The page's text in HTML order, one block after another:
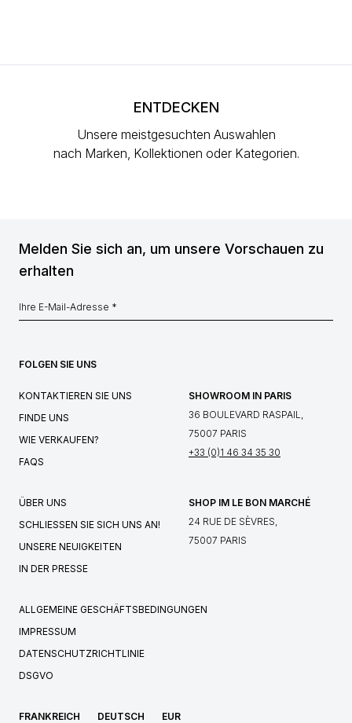
ENTDECKEN
Unsere meistgesuchten Auswahlen
nach Marken, Kollektionen oder Kategorien.
Melden Sie sich an, um unsere Vorschauen zu
erhalten
FOLGEN SIE UNS
KONTAKTIEREN SIE UNS
FINDE UNS
WIE VERKAUFEN?
FAQS
SHOWROOM IN PARIS
36 BOULEVARD RASPAIL,
75007 PARIS
+33 (0)1 46 34 35 30
ÜBER UNS
SCHLIESSEN SIE SICH UNS AN!
UNSERE NEUIGKEITEN
IN DER PRESSE
SHOP IM LE BON MARCHÉ
24 RUE DE SÈVRES,
75007 PARIS
ALLGEMEINE GESCHÄFTSBEDINGUNGEN
IMPRESSUM
DATENSCHUTZRICHTLINIE
DSGVO
FRANKREICH DEUTSCH EUR